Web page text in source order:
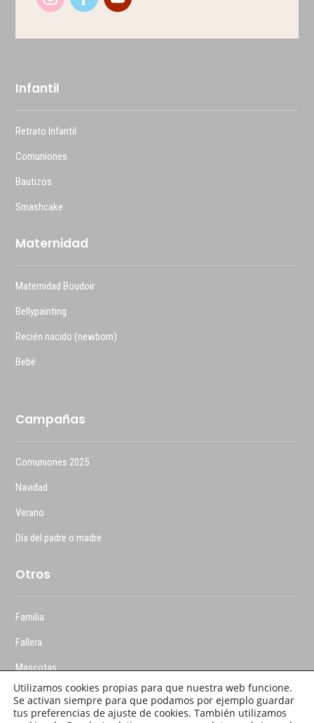
Infantil
Retrato Infantil
Comuniones
Bautizos
Smashcake
Maternidad
Maternidad Boudoir
Bellypainting
Recién nacido (newborn)
Bebé
Campañas
Comuniones 2025
Navidad
Verano
Día del padre o madre
Otros
Familia
Fallera
Mascotas
Utilizamos cookies propias para que nuestra web funcione.
Se activan siempre para que podamos por ejemplo guardar
tus preferencias de ajuste de cookies. También utilizamos